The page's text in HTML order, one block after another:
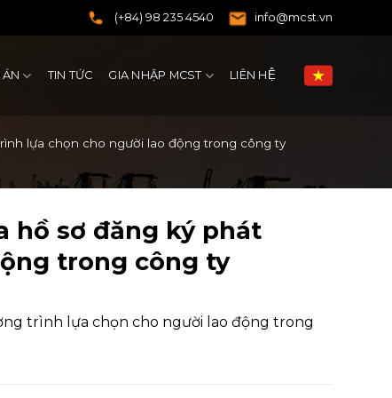
(+84) 98 235 4540 info@mcst.vn
TIN TỨC GIA NHẬP MCST LIÊN HỆ
lựa chọn cho người lao động trong công ty
hồ sơ đăng ký phát
trong công ty
trình lựa chọn cho người lao động trong